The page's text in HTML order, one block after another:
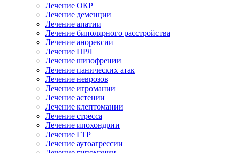
Лечение ОКР
Лечение деменции
Лечение апатии
Лечение биполярного расстройства
Лечение анорексии
Лечение ПРЛ
Лечение шизофрении
Лечение панических атак
Лечение неврозов
Лечение игромании
Лечение астении
Лечение клептомании
Лечение стресса
Лечение ипохондрии
Лечение ГТР
Лечение аутоагрессии